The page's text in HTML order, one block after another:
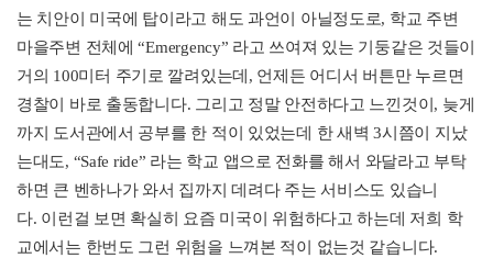
는 치안이 미국에 탑이라고 해도 과언이 아닐정도로, 학교 주변
마을주변 전체에 “Emergency” 라고 쓰여져 있는 기둥같은 것들이
거의 100미터 주기로 깔려있는데 , 언제든 어디서 버튼만 누르면
경찰이 바로 출동합니다. 그리고 정말 안전하다고 느낀것이 , 늦게
까지 도서관에서 공부를 한 적이 있었는데 한 새벽 3시쯤이 지났
는대도, “Safe ride” 라는 학교 앱으로 전화를 해서 와달라고 부탁
하면 큰 벤하나가 와서 집까지 데려다 주는 서비스도 있습니
다. 이런걸 보면 확실히 요즘 미국이 위험하다고 하는데 저희 학
교에서는 한번도 그런 위험을 느껴본 적이 없는것 같습니다.